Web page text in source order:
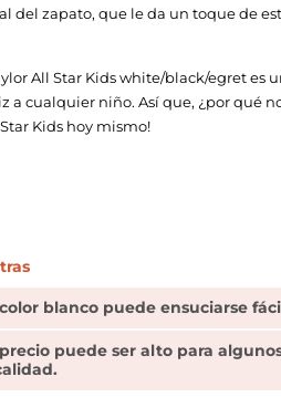
del zapato, que le da un toque de
All Star Kids white/black/egret es
a cualquier niño. Así que, ¿por qué
Kids hoy mismo!
blanco puede ensuciarse
puede ser alto para